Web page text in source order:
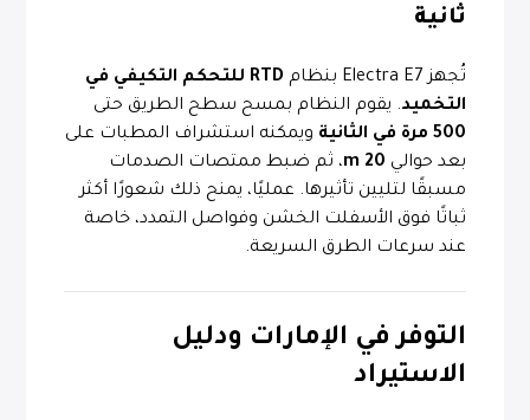
ثانية
تُجهز Electra E7 بنظام
RTD للتحكم التكيفي في
التخميد. يقوم النظام بمسح سطح الطريق حتى
500 مرة في الثانية
ويمكنه استشراف المطبات على
بعد حوالي 20 m
، ثم ضبط ممتصات الصدمات
مسبقًا لتليين تأثيرها. عمليًا، يمنح ذلك شعورًا أكثر
ثباتًا فوق الأسفلت الخشن وفواصل التمدد، خاصة
عند سرعات الطرق السريعة.
التوفر في الإمارات ودليل
الاستيراد